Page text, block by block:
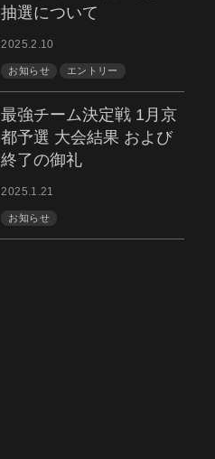
抽選について
2025.2.10
お知らせ エントリー
最強チーム決定戦 1月京
都予選 大会結果 および
終了の御礼
2025.1.21
お知らせ